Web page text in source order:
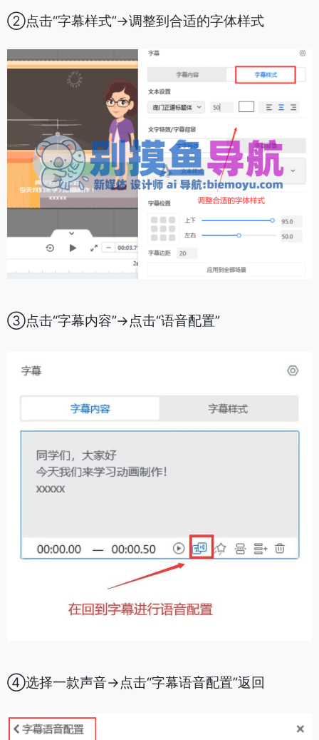
②点击“字幕样式”->调整到合适的字体样式
③点击“字幕内容”->点击“语音配置”
④选择一款声音->点击“字幕语音配置”返回